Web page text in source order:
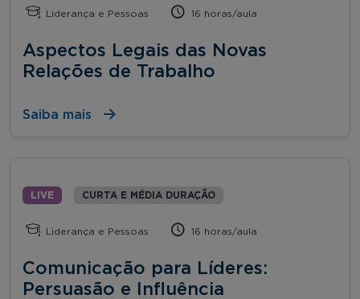
Liderança e Pessoas 16 horas/aula
Aspectos Legais das Novas
Relações de Trabalho
Saiba mais
LIVE CURTA E MÉDIA DURAÇÃO
Liderança e Pessoas 16 horas/aula
Comunicação para Líderes:
Persuasão e Influência